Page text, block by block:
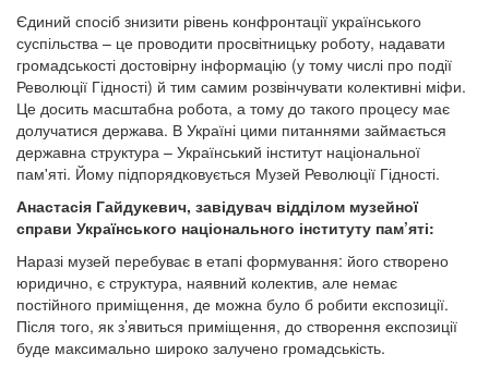
Єдиний спосіб знизити рівень конфронтації українського
суспільства – це проводити просвітницьку роботу, надавати
громадськості достовірну інформацію (у тому числі про події
Революції Гідності) й тим самим розвінчувати колективні міфи.
Це досить масштабна робота, а тому до такого процесу має
долучатися держава. В Україні цими питаннями займається
державна структура – Український інститут національної
пам'яті. Йому підпорядковується Музей Революції Гідності.
Анастасія Гайдукевич, завідувач відділом музейної
справи Українського національного інституту пам’яті:
Наразі музей перебуває в етапі формування: його створено
юридично, є структура, наявний колектив, але немає
постійного приміщення, де можна було б робити експозиції.
Після того, як з’явиться приміщення, до створення експозиції
буде максимально широко залучено громадськість.